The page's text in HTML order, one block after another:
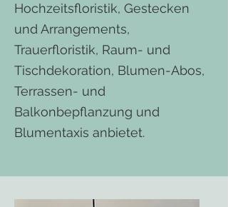
Hochzeitsfloristik, Gestecken
und Arrangements,
Trauerfloristik, Raum- und
Tischdekoration, Blumen-Abos,
Terrassen- und
Balkonbepflanzung und
Blumentaxis anbietet.